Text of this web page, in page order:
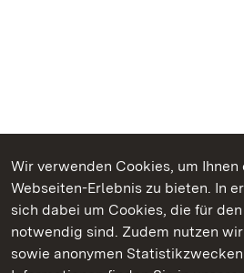
Wir verwenden Cookies, um
Webseiten-Erlebnis zu bieten. In
sich dabei um Cookies, die für
notwendig sind. Zudem nutzen
sowie anonymen
Kommen. Staunen. Genießen.